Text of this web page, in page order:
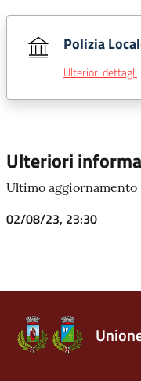
Polizia
Ulteriori dettagli
Ulteriori
Ultimo aggiornamento
02/08/23, 23:30